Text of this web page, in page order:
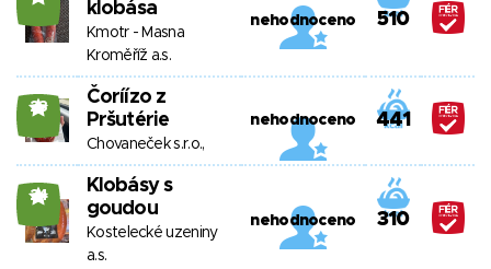
klobása
Kmotr - Masna
Kroměříž a.s.
nehodnoceno 510
23
Čoríízo z
Pršutérie
Chovaneček s.r.o.,
nehodnoceno 441
24
Klobásy s
goudou
Kostelecké uzeniny
a.s.
nehodnoceno 310